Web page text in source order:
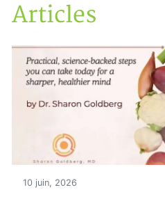
Accueil
Articles
Articles
10 juin, 2026